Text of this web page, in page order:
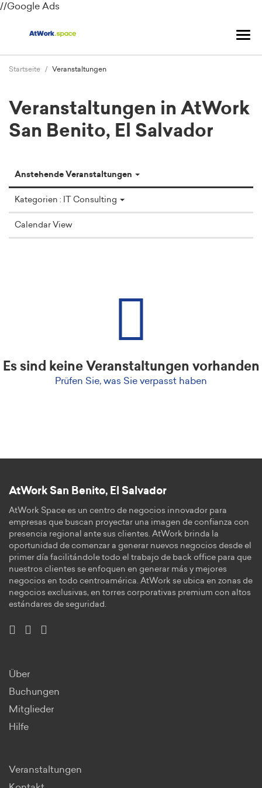
//Google Ads
Startseite Veranstaltungen
Veranstaltungen in AtWork
San Benito, El Salvador
Anstehende Veranstaltungen
Kategorien : IT Consulting
Calendar View
Es sind keine Veranstaltungen vorhanden
Prüfen Sie, was Sie verpasst haben
AtWork San Benito, El Salvador
AtWork Space es un centro de negocios innovador para
empresas que buscan proyectar una imagen de confianza con
presencia regional ante sus clientes. AtWork brinda la
oportunidad de comenzar a generar nuevos negocios desde el
primer día facilitándole todo el trabajo de back office para que
nuestros clientes se enfoquen en generar más y mejores
negocios en todo centroamérica. AtWork se ubica en zonas de
negocios exclusivas, en torres corporativas premium con altos
estándares de seguridad.
Über
Buchungen
Mitglieder
Hilfe
Veranstaltungen